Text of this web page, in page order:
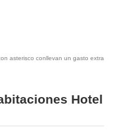
asterisco conllevan un gasto extra
Hotel